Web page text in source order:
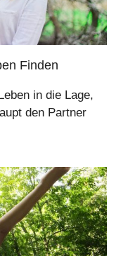
Finden
in die Lage,
den Partner